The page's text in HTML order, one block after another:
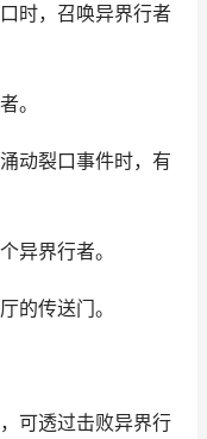
时，召唤异界行者
。
动裂口事件时，有
界行者。
传送门。
可透过击败异界行